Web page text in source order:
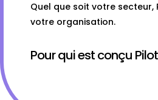
Quel que soit votre secteur,
votre organisation.
Pour qui est conçu